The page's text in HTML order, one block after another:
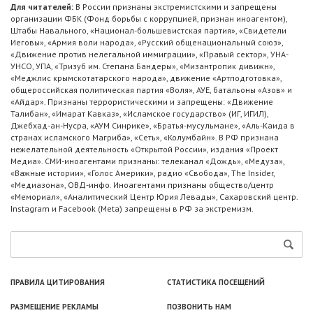
Для читателей: В России признаны экстремистскими и запрещены
организации ФБК (Фонд борьбы с коррупцией, признан иноагентом),
Штабы Навального, «Национал-большевистская партия», «Свидетели
Иеговы», «Армия воли народа», «Русский общенациональный союз»,
«Движение против нелегальной иммиграции», «Правый сектор», УНА-
УНСО, УПА, «Тризуб им. Степана Бандеры», «Мизантропик дивижн»,
«Меджлис крымскотатарского народа», движение «Артподготовка»,
общероссийская политическая партия «Воля», АУЕ, батальоны «Азов» и
«Айдар». Признаны террористическими и запрещены: «Движение
Талибан», «Имарат Кавказ», «Исламское государство» (ИГ, ИГИЛ),
Джебхад-ан-Нусра, «АУМ Синрике», «Братья-мусульмане», «Аль-Каида в
странах исламского Магриба», «Сеть», «Колумбайн». В РФ признана
нежелательной деятельность «Открытой России», издания «Проект
Медиа». СМИ-иноагентами признаны: телеканал «Дождь», «Медуза»,
«Важные истории», «Голос Америки», радио «Свобода», The Insider,
«Медиазона», ОВД-инфо. Иноагентами признаны общество/центр
«Мемориал», «Аналитический Центр Юрия Левады», Сахаровский центр.
Instagram и Facebook (Metа) запрещены в РФ за экстремизм.
ПРАВИЛА ЦИТИРОВАНИЯ СТАТИСТИКА ПОСЕЩЕНИЙ
РАЗМЕЩЕНИЕ РЕКЛАМЫ ПОЗВОНИТЬ НАМ